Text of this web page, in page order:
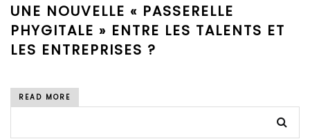
UNE NOUVELLE « PASSERELLE
PHYGITALE »​ ENTRE LES TALENTS ET
LES ENTREPRISES ?
READ MORE